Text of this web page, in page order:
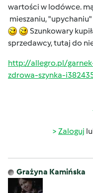
wartości w lodówce.
mieszaniu,
Szunkowary
sprzedawcy, tutaj do
http://allegro.pl/
zdrowa-szynka-
Zaloguj
Grażyna Kamińska